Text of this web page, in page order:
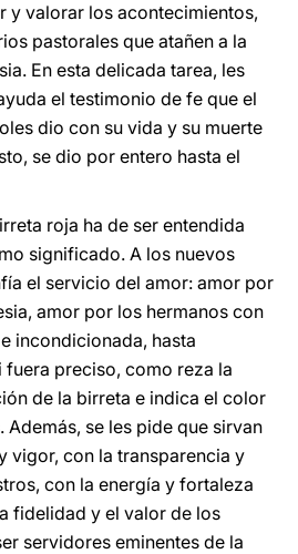
y valorar los acontecimientos,
pastorales que atañen a la
En esta delicada tarea, les
el testimonio de fe que el
dio con su vida y su muerte
se dio por entero hasta el
roja ha de ser entendida
significado. A los nuevos
el servicio del amor: amor por
amor por los hermanos con
incondicionada, hasta
fuera preciso, como reza la
de la birreta e indica el color
Además, se les pide que sirvan
vigor, con la transparencia y
con la energía y fortaleza
fidelidad y el valor de los
servidores eminentes de la